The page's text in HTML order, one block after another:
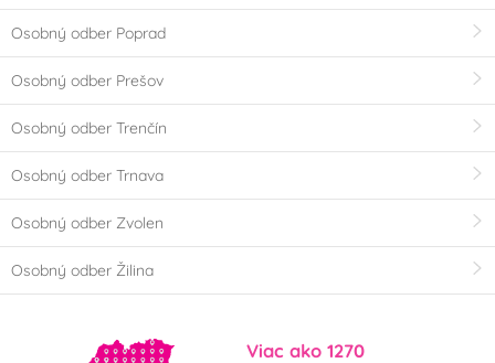
Osobný odber Poprad
Osobný odber Prešov
Osobný odber Trenčín
Osobný odber Trnava
Osobný odber Zvolen
Osobný odber Žilina
Viac ako 1270